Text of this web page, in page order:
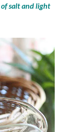
salt and light